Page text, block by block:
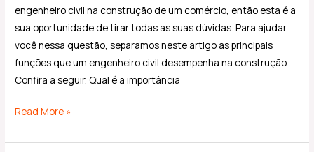
engenheiro civil na construção de um comércio, então esta é a
sua oportunidade de tirar todas as suas dúvidas. Para ajudar
você nessa questão, separamos neste artigo as principais
funções que um engenheiro civil desempenha na construção.
Confira a seguir. Qual é a importância
Read More »